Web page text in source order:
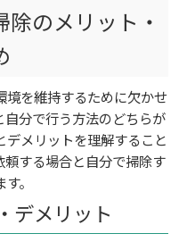
のメリット・
境を維持するために欠かせ
分で行う方法のどちらが
メリットを理解すること
する場合と自分で掃除す
。
デメリット